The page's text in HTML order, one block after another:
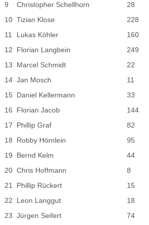
9
Christopher Schellhorn 28
10 Tizian Klose 228
11
Lukas Köhler 160
12
Florian Langbein 249
13
Marcel Schmidt 22
14 Jan Mosch 11
15
Daniel Kellermann 33
16
Florian Jacob 144
17
Phillip Graf
82
18
Robby Hörnlein 95
19
Bernd Kelm 44
20 Chris Hoffmann 8
21
Phillip Rückert 15
22
Leon Langgut 18
23 Jürgen Seifert
74